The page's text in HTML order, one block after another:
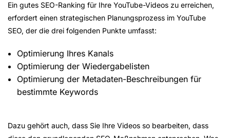
Ein gutes SEO-Ranking für Ihre YouTube-Videos zu erreichen,
erfordert einen strategischen Planungsprozess im YouTube
SEO, der die drei folgenden Punkte umfasst:
Optimierung Ihres Kanals
Optimierung der Wiedergabelisten
Optimierung der Metadaten-Beschreibungen für
bestimmte Keywords
Dazu gehört auch, dass Sie Ihre Videos so bearbeiten, dass